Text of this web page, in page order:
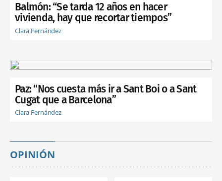
Balmón: “Se tarda 12 años en hacer
vivienda, hay que recortar tiempos”
Clara Fernández
Paz: “Nos cuesta más ir a Sant Boi o a Sant
Cugat que a Barcelona”
Clara Fernández
OPINIÓN